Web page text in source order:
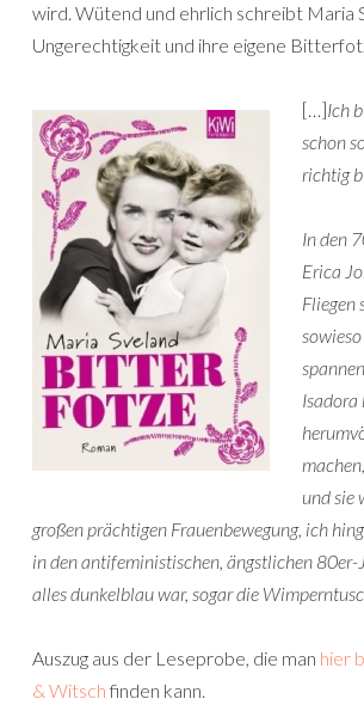
wird. Wütend und ehrlich schreibt Maria
Ungerechtigkeit und ihre eigene
[…]Ich
schon
richtig
In den
Erica
Fliegen
Isadora
und sie
großen prächtigen Frauenbewegung, ich
in den antifeministischen, ängstlichen 80er-
alles dunkelblau war, sogar die
Auszug aus der Leseprobe, die man hier
& Witsch finden kann.